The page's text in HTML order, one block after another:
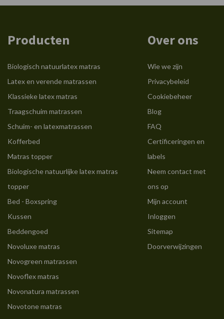
Producten
Biologisch natuurlatex matras
Latex en verende matrassen
Klassieke latex matras
Traagschuim matrassen
Schuim- en latexmatrassen
Kofferbed
Matras topper
Biologische natuurlijke latex matras
topper
Bed - Boxspring
Kussen
Beddengoed
Novoluxe matras
Novogreen matrassen
Novoflex matras
Novonatura matrassen
Novotone matras
Over ons
Wie we zijn
Privacybeleid
Cookiebeheer
Blog
FAQ
Certificeringen en
labels
Neem contact met
ons op
Mijn account
Inloggen
Sitemap
Doorverwijzingen